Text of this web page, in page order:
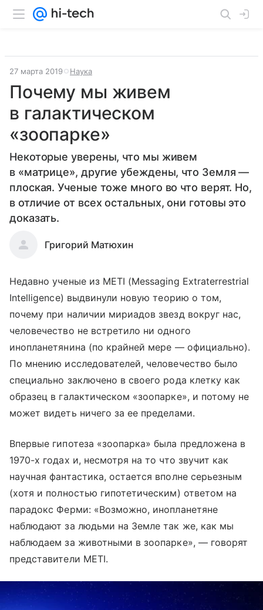
27 марта 2019 Наука
Почему мы живем
в галактическом
«зоопарке»
Некоторые уверены, что мы живем
в «матрице», другие убеждены, что Земля —
плоская. Ученые тоже много во что верят. Но,
в отличие от всех остальных, они готовы это
доказать.
Григорий Матюхин
Недавно ученые из METI (Messaging Extraterrestrial
Intelligence) выдвинули новую теорию о том,
почему при наличии мириадов звезд вокруг нас,
человечество не встретило ни одного
инопланетянина (по крайней мере — официально).
По мнению исследователей, человечество было
специально заключено в своего рода клетку как
образец в галактическом «зоопарке», и потому не
может видеть ничего за ее пределами.
Впервые гипотеза «зоопарка» была предложена в
1970-х годах и, несмотря на то что звучит как
научная фантастика, остается вполне серьезным
(хотя и полностью гипотетическим) ответом на
парадокс Ферми: «Возможно, инопланетяне
наблюдают за людьми на Земле так же, как мы
наблюдаем за животными в зоопарке», — говорят
представители METI.